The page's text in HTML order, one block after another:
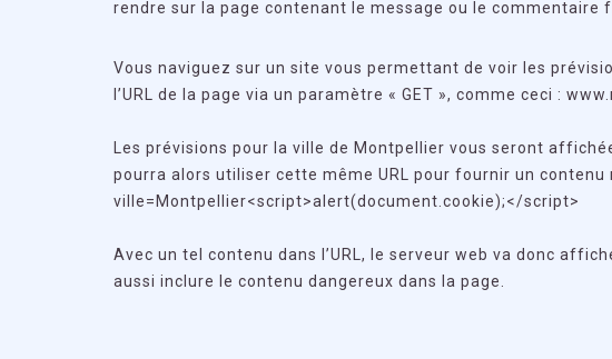
rendre sur la page contenant le message ou le commentaire
Vous naviguez sur un site vous permettant de voir les
l’URL de la page via un paramètre « GET », comme ceci :
Les prévisions pour la ville de Montpellier vous seront
pourra alors utiliser cette même URL pour fournir un
ville=Montpellier<script>alert(document.cookie);</script>
Avec un tel contenu dans l’URL, le serveur web va donc
aussi inclure le contenu dangereux dans la page.